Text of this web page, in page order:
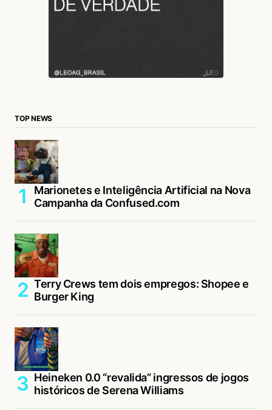
TOP NEWS
Marionetes e Inteligência Artificial na Nova
Campanha da Confused.com
Terry Crews tem dois empregos: Shopee e
Burger King
Heineken 0.0 “revalida” ingressos de jogos
históricos de Serena Williams